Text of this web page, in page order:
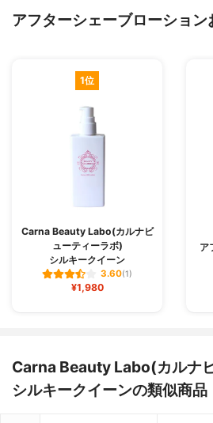
アフターシェーブローショ
1位
Carna Beauty Labo(カルナビ
ューティーラボ)
シルキークイーン
3.60(1)
¥1,980
ア
Carna Beauty Labo(カルナ
シルキークイーンの類似商